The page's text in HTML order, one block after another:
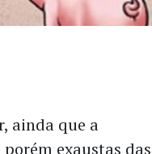
ainda que a
exaustas das